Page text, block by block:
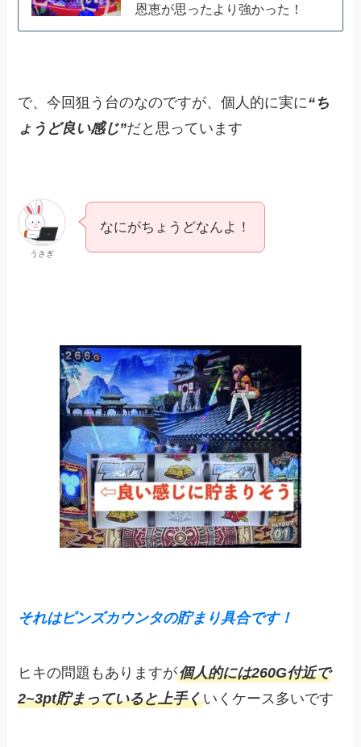
恩恵が思ったより強かった！
で、今回狙う台のなのですが、個人的に実に“ち
ょうど良い感じ”だと思っています
うさぎ
なにがちょうどなんよ！
それはピンズカウンタの貯まり具合です！
ヒキの問題もありますが個人的には260G付近で
2~3pt貯まっていると上手くいくケース多いです